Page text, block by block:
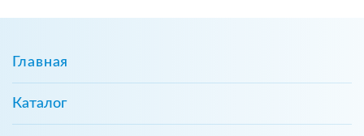
Главная
Каталог